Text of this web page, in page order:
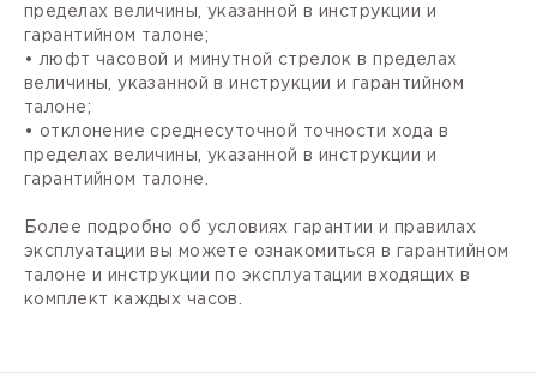
пределах величины, указанной в инструкции и
гарантийном талоне;
• люфт часовой и минутной стрелок в пределах
величины, указанной в инструкции и гарантийном
талоне;
• отклонение среднесуточной точности хода в
пределах величины, указанной в инструкции и
гарантийном талоне.
Более подробно об условиях гарантии и правилах
эксплуатации вы можете ознакомиться в гарантийном
талоне и инструкции по эксплуатации входящих в
комплект каждых часов.